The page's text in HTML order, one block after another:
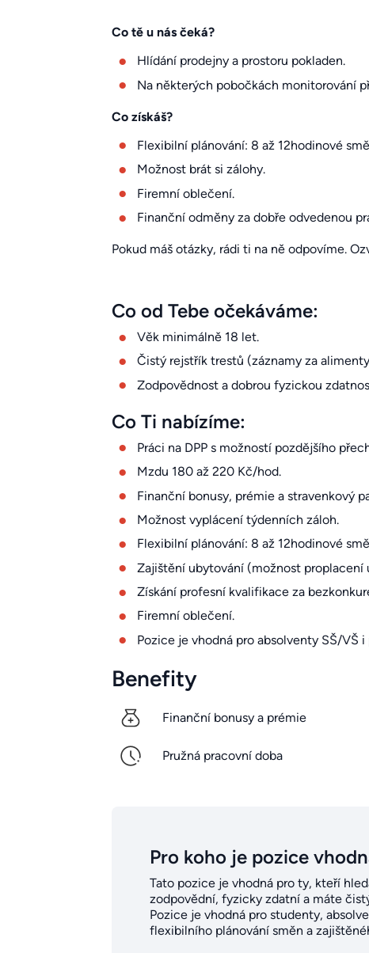
Co tě u nás čeká?
Hlídání prodejny a prostoru pokladen.
Na některých pobočkách monitorování
Co získáš?
Flexibilní plánování: 8 až 12hodinové
Možnost brát si zálohy.
Firemní oblečení.
Finanční odměny za dobře odvedenou
Pokud máš otázky, rádi ti na ně odpovíme.
Co od Tebe očekáváme:
Věk minimálně 18 let.
Čistý rejstřík trestů (záznamy za
Zodpovědnost a dobrou fyzickou
Co Ti nabízíme:
Práci na DPP s možností pozdějšího
Mzdu 180 až 220 Kč/hod.
Finanční bonusy, prémie a stravenkový
Možnost vyplácení týdenních záloh.
Flexibilní plánování: 8 až 12hodinové
Zajištění ubytování (možnost
Získání profesní kvalifikace za
Firemní oblečení.
Pozice je vhodná pro absolventy SŠ/
Benefity
Finanční bonusy a prémie
Pružná pracovní doba
Pro koho je pozice
Tato pozice je vhodná pro ty, kteří
zodpovědní, fyzicky zdatní a máte
Pozice je vhodná pro studenty,
flexibilního plánování směn a